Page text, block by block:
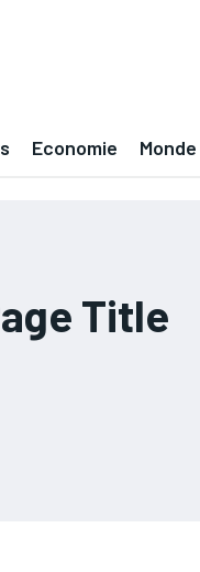
Economie Monde
Title